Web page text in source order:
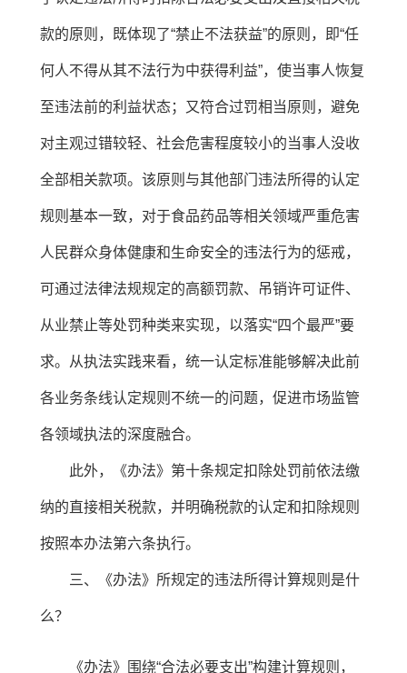
款的原则，既体现了“禁止不法获益”的原则，即“任
何人不得从其不法行为中获得利益”，使当事人恢复
至违法前的利益状态；又符合过罚相当原则，避免
对主观过错较轻、社会危害程度较小的当事人没收
全部相关款项。该原则与其他部门违法所得的认定
规则基本一致，对于食品药品等相关领域严重危害
人民群众身体健康和生命安全的违法行为的惩戒，
可通过法律法规规定的高额罚款、吊销许可证件、
从业禁止等处罚种类来实现，以落实“四个最严”要
求。从执法实践来看，统一认定标准能够解决此前
各业务条线认定规则不统一的问题，促进市场监管
各领域执法的深度融合。
此外，《办法》第十条规定扣除处罚前依法缴
纳的直接相关税款，并明确税款的认定和扣除规则
按照本办法第六条执行。
三、《办法》所规定的违法所得计算规则是什
么？
《办法》围绕“合法必要支出”构建计算规则，